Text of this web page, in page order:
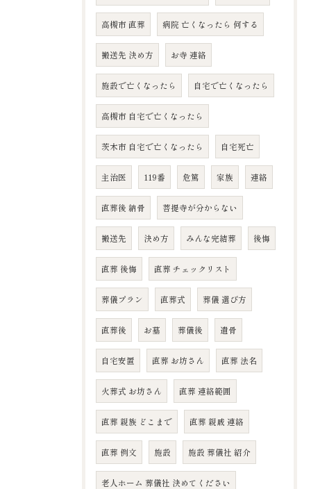
高槻市 直葬 病院 亡くなったら 何する
搬送先 決め方 お寺 連絡
施設で亡くなったら 自宅で亡くなったら
高槻市 自宅で亡くなったら
茨木市 自宅で亡くなったら 自宅死亡
主治医 119番 危篤 家族 連絡
直葬後 納骨 菩提寺が分からない
搬送先 決め方 みんな完結葬 後悔
直葬 後悔 直葬 チェックリスト
葬儀プラン 直葬式 葬儀 選び方
直葬後 お墓 葬儀後 遺骨
自宅安置 直葬 お坊さん 直葬 法名
火葬式 お坊さん 直葬 連絡範囲
直葬 親族 どこまで 直葬 親戚 連絡
直葬 例文 施設 施設 葬儀社 紹介
老人ホーム 葬儀社 決めてください